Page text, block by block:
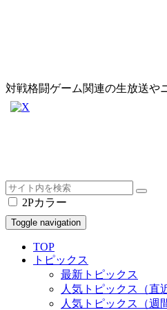
対戦格闘ゲーム関連の生放送や
2Pカラー
Toggle navigation
TOP
トピックス
最新トピックス
人気トピックス（直
人気トピックス（週